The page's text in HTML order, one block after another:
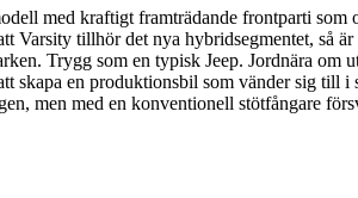
med kraftigt framträdande frontparti som
Varsity tillhör det nya hybridsegmentet, så
Trygg som en typisk Jeep. Jordnära om
skapa en produktionsbil som vänder sig till i
men med en konventionell stötfångare